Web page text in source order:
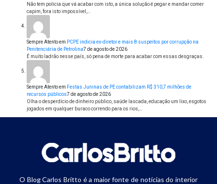
Não tem policia que vá acabar com isto, a única solução é pegar e mandar comer
capim, fora isto impossível,…
Sempre Atentoem PCPE indicia ex-diretor e mais 8 suspeitos por corrupção na
Penitenciária de Petrolina7 de agosto de 2026
É muito ladrão nesse país, só pena de morte para acabar com essas desgraças.
Sempre Atentoem Festas Juninas de PE contabilizam R$ 310,7 milhões de
recursos públicos7 de agosto de 2026
Olha o desperdício de dinheiro público, saúde lascada, educação um lixo, esgotos
jogados em qualquer buraco correndo para os rios,…
O Blog Carlos Britto é a maior fonte de notícias do interior